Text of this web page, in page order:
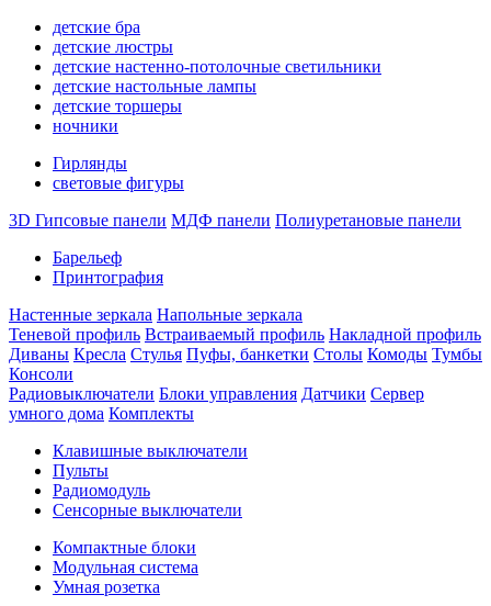
детские бра
детские люстры
детские настенно-потолочные светильники
детские настольные лампы
детские торшеры
ночники
Гирлянды
световые фигуры
3D Гипсовые панели МДФ панели Полиуретановые панели
Барельеф
Принтография
Настенные зеркала Напольные зеркала
Теневой профиль Встраиваемый профиль Накладной профиль
Диваны Кресла Стулья Пуфы, банкетки Столы Комоды Тумбы
Консоли
Радиовыключатели Блоки управления Датчики Сервер
умного дома Комплекты
Клавишные выключатели
Пульты
Радиомодуль
Сенсорные выключатели
Компактные блоки
Модульная система
Умная розетка